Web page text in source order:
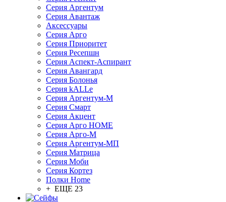
Серия Аргентум
Серия Авантаж
Аксессуары
Серия Арго
Серия Приоритет
Серия Ресепшн
Серия Аспект-Аспирант
Серия Авангард
Серия Болонья
Серия kALLe
Серия Аргентум-М
Серия Смарт
Серия Акцент
Серия Арго HOME
Серия Арго-М
Серия Аргентум-МП
Серия Матрица
Серия Моби
Серия Кортез
Полки Home
+ ЕЩЕ 23